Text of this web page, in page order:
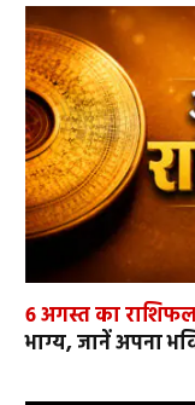
6 अगस्त का
भाग्य, जानें अपना